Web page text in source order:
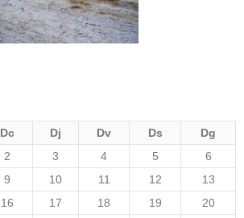
Dc Dj Dv Ds
Dg
2 3 4 5
6
9 10 11 12
13
16 17 18 19
20